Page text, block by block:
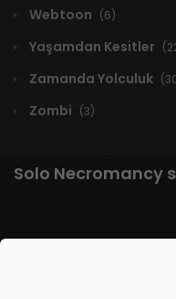
Webtoon (6)
Yaşamdan Kesitler
Zamanda Yolculuk
Zombi (3)
Solo Necromancy